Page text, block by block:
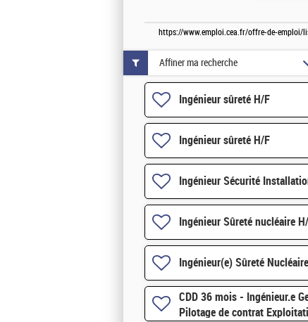
https://www.emploi.cea.fr/offre-de-emploi/
Ingénieur sûreté H/F
Ingénieur sûreté H/F
Ingénieur Sécurité
Ingénieur Sûreté nucléaire
Ingénieur(e) Sûreté
CDD 36 mois - Ingénieur.e
Pilotage de contrat
Affiner ma recherche